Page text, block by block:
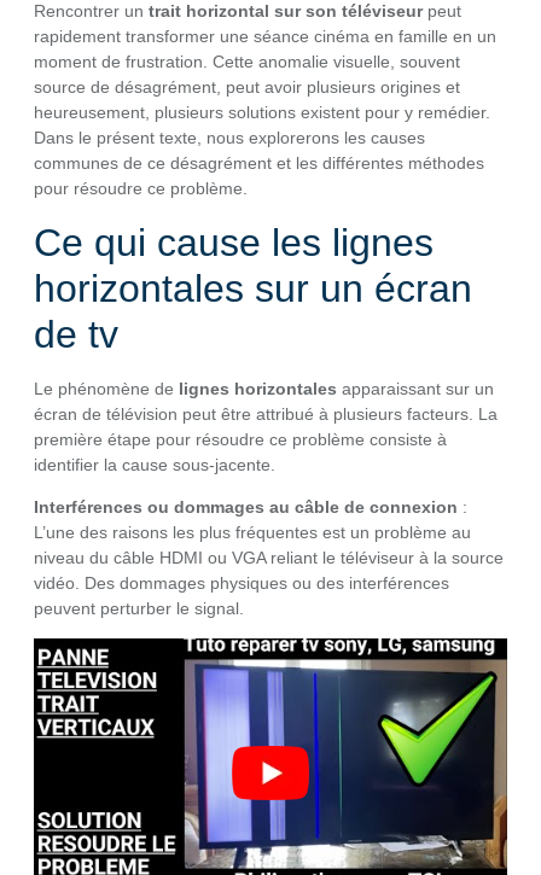
Rencontrer un trait horizontal sur son téléviseurpeut
rapidement transformer une séance cinéma en famille en un
moment de frustration. Cette anomalie visuelle, souvent
source de désagrément, peut avoir plusieurs origines et
heureusement, plusieurs solutions existent pour y remédier.
Dans le présent texte, nous explorerons les causes
communes de ce désagrément et les différentes méthodes
pour résoudre ce problème.
Ce qui cause les lignes
horizontales sur un écran
de tv
Le phénomène de lignes horizontales apparaissant sur un
écran de télévision peut être attribué à plusieurs facteurs. La
première étape pour résoudre ce problème consiste à
identifier la cause sous-jacente.
Interférences ou dommages au câble de connexion :
L’une des raisons les plus fréquentes est un problème au
niveau du câble HDMI ou VGA reliant le téléviseur à la source
vidéo. Des dommages physiques ou des interférences
peuvent perturber le signal.